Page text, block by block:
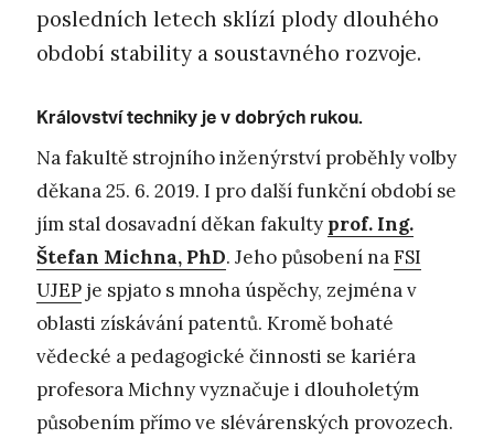
posledních letech sklízí plody dlouhého
období stability a soustavného rozvoje.
Království techniky je v dobrých rukou.
Na fakultě strojního inženýrství proběhly volby
děkana 25. 6. 2019. I pro další funkční období se
jím stal dosavadní děkan fakulty prof. Ing.
Štefan Michna, PhD. Jeho působení naFSI
UJEP je spjato s mnoha úspěchy, zejména v
oblasti získávání patentů. Kromě bohaté
vědecké a pedagogické činnosti se kariéra
profesora Michny vyznačuje i dlouholetým
působením přímo ve slévárenských provozech.